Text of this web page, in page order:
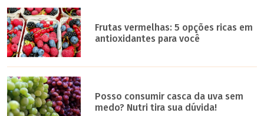
Frutas vermelhas: 5 opções ricas em
antioxidantes para você
Posso consumir casca da uva sem
medo? Nutri tira sua dúvida!